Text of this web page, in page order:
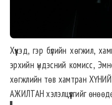
Хүүхэд, гэр бүлийн хөгжил,
эрхийн үндэсний комисс,
хөгжлийн төв хамтран
АЖИЛТАН хэлэлцүүлгийг